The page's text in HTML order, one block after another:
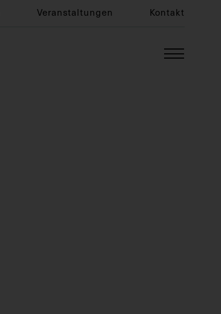
Veranstaltungen Kontakt